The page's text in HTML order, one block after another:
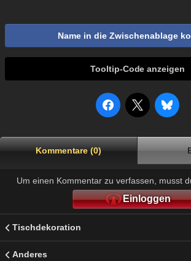
Name in die Zwischenablage
Tooltip-Code anzeigen
Kommentare (0)
Um einen Kommentar zu verfassen, musst
Einloggen
Tischdekoration
Anderes